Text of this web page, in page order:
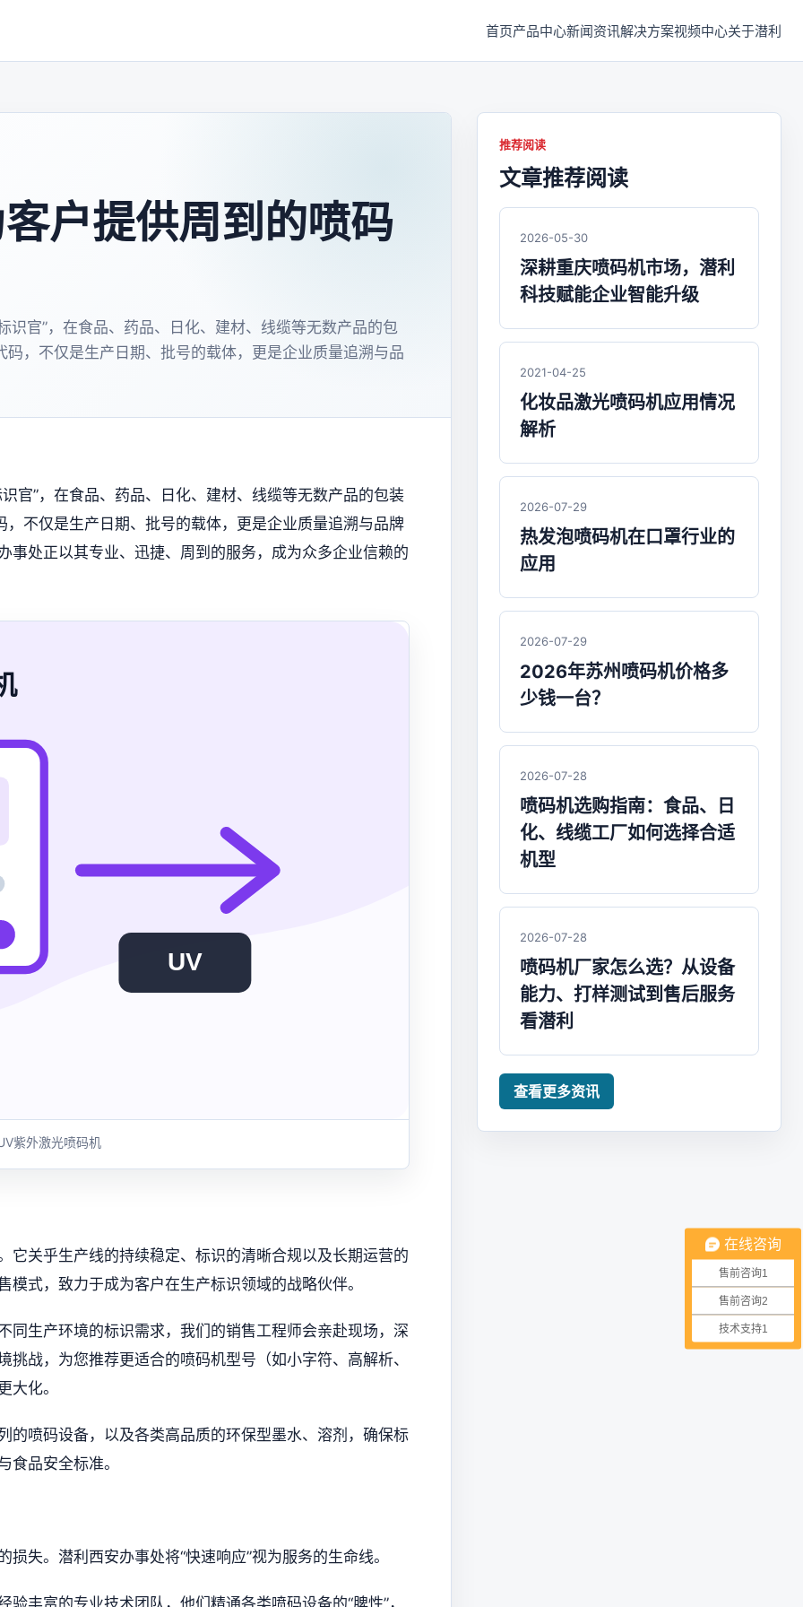
首页产品中心新闻资讯解决方案视频中心关于潜利
户提供周到的喷码
识官”，在食品、药品、日化、建材、线缆等无数产品的包
，不仅是生产日期、批号的载体，更是企业质量追溯与品
官”，在食品、药品、日化、建材、线缆等无数产品的包装
不仅是生产日期、批号的载体，更是企业质量追溯与品牌
事处正以其专业、迅捷、周到的服务，成为众多企业信赖的
UV
紫外激光喷码机
它关乎生产线的持续稳定、标识的清晰合规以及长期运营的
式，致力于成为客户在生产标识领域的战略伙伴。
同生产环境的标识需求，我们的销售工程师会亲赴现场，深
战，为您推荐更适合的喷码机型号（如小字符、高解析、
大化。
的喷码设备，以及各类高品质的环保型墨水、溶剂，确保标
食品安全标准。
失。潜利西安办事处将“快速响应”视为服务的生命线。
丰富的专业技术团队，他们精通各类喷码设备的“脾性”，
推荐阅读
文章推荐阅读
2026-05-30
深耕重庆喷码机市场，潜利
科技赋能企业智能升级
2021-04-25
化妆品激光喷码机应用情况
解析
2026-07-29
热发泡喷码机在口罩行业的
应用
2026-07-29
2026年苏州喷码机价格多
少钱一台？
2026-07-28
喷码机选购指南：食品、日
化、线缆工厂如何选择合适
机型
2026-07-28
喷码机厂家怎么选？从设备
能力、打样测试到售后服务
看潜利
查看更多资讯
在线咨询
售前咨询1
售前咨询2
技术支持1